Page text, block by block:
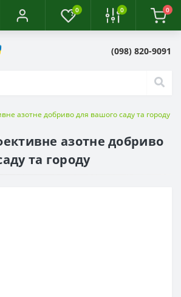
0 0 0
(098) 820-9091
азотне добриво для вашого саду та городу
азотне добриво
та городу